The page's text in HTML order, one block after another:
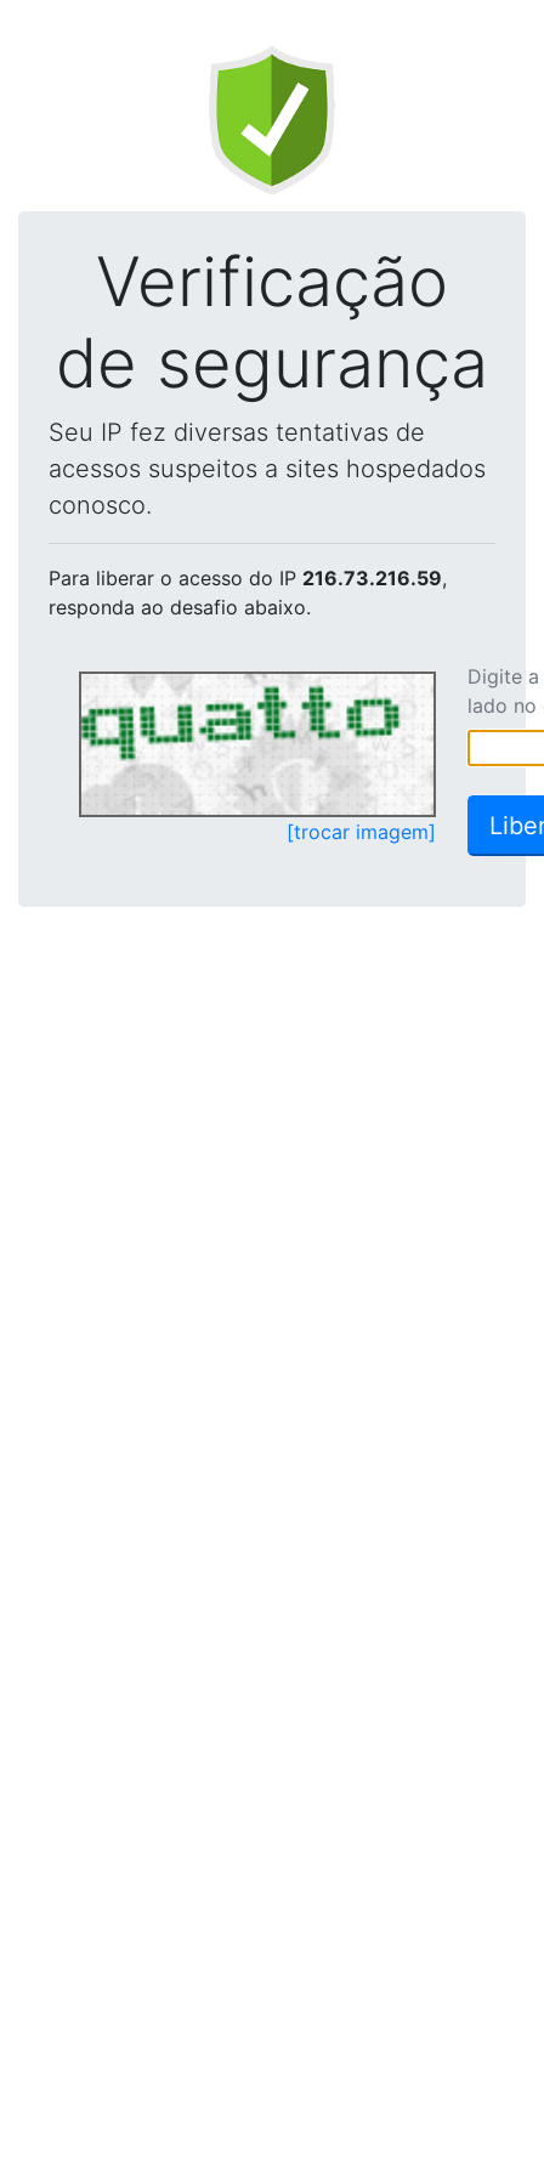
Verificação
de segurança
Seu IP fez diversas tentativas de
acessos suspeitos a sites hospedados
conosco.
Para liberar o acesso do IP 216.73.216.59,
responda ao desafio abaixo.
[trocar imagem]
Digite
lado no